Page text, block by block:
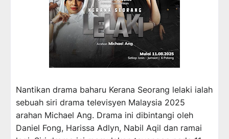
Nantikan drama baharu Kerana Seorang lelaki ialah
sebuah siri drama televisyen Malaysia 2025
arahan Michael Ang. Drama ini dibintangi oleh
Daniel Fong, Harissa Adlyn, Nabil Aqil dan ramai